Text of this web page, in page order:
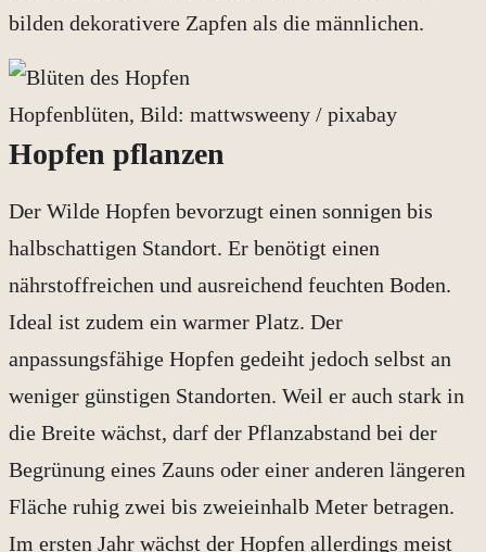
bilden dekorativere Zapfen als die männlichen.
Hopfenblüten, Bild: mattwsweeny / pixabay
Hopfen pflanzen
Der Wilde Hopfen bevorzugt einen sonnigen bis
halbschattigen Standort. Er benötigt einen
nährstoffreichen und ausreichend feuchten Boden.
Ideal ist zudem ein warmer Platz. Der
anpassungsfähige Hopfen gedeiht jedoch selbst an
weniger günstigen Standorten. Weil er auch stark in
die Breite wächst, darf der Pflanzabstand bei der
Begrünung eines Zauns oder einer anderen längeren
Fläche ruhig zwei bis zweieinhalb Meter betragen.
Im ersten Jahr wächst der Hopfen allerdings meist